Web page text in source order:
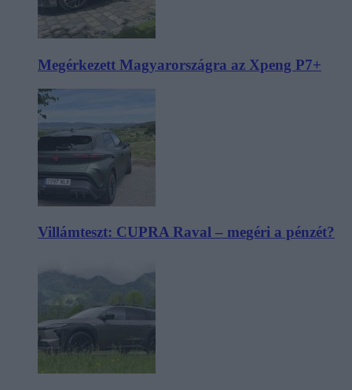
Megérkezett Magyarországra az Xpeng P7+
Villámteszt: CUPRA Raval – megéri a pénzét?